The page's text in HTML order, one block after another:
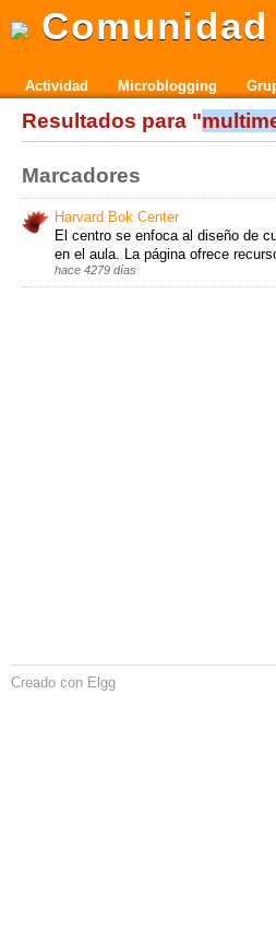
Comunidad
Actividad Microblogging
Resultados para "
Marcadores
Harvard Bok Center
El centro se enfoca al diseño de
en el aula. La página ofrece
hace 4279 días
Creado con Elgg